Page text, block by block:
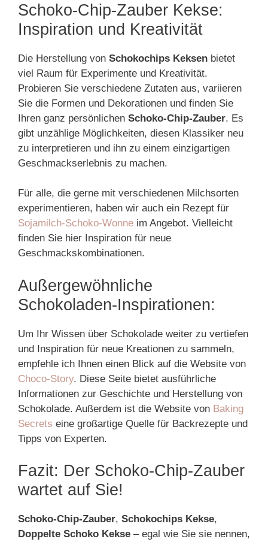
Schoko-Chip-Zauber Kekse:
Inspiration und Kreativität
Die Herstellung von Schokochips Keksen bietet
viel Raum für Experimente und Kreativität.
Probieren Sie verschiedene Zutaten aus, variieren
Sie die Formen und Dekorationen und finden Sie
Ihren ganz persönlichen Schoko-Chip-Zauber. Es
gibt unzählige Möglichkeiten, diesen Klassiker neu
zu interpretieren und ihn zu einem einzigartigen
Geschmackserlebnis zu machen.
Für alle, die gerne mit verschiedenen Milchsorten
experimentieren, haben wir auch ein Rezept für
Sojamilch-Schoko-Wonne im Angebot. Vielleicht
finden Sie hier Inspiration für neue
Geschmackskombinationen.
Außergewöhnliche
Schokoladen-Inspirationen:
Um Ihr Wissen über Schokolade weiter zu vertiefen
und Inspiration für neue Kreationen zu sammeln,
empfehle ich Ihnen einen Blick auf die Website von
Choco-Story. Diese Seite bietet ausführliche
Informationen zur Geschichte und Herstellung von
Schokolade. Außerdem ist die Website von Baking
Secrets eine großartige Quelle für Backrezepte und
Tipps von Experten.
Fazit: Der Schoko-Chip-Zauber
wartet auf Sie!
Schoko-Chip-Zauber, Schokochips Kekse,
Doppelte Schoko Kekse – egal wie Sie sie nennen,